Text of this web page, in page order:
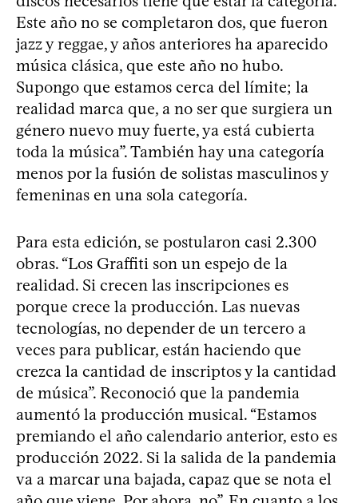
Este año no se completaron dos, que fueron
jazz y reggae, y años anteriores ha aparecido
música clásica, que este año no hubo.
Supongo que estamos cerca del límite; la
realidad marca que, a no ser que surgiera un
género nuevo muy fuerte, ya está cubierta
toda la música”. También hay una categoría
menos por la fusión de solistas masculinos y
femeninas en una sola categoría.
Para esta edición, se postularon casi 2.300
obras. “Los Graffiti son un espejo de la
realidad. Si crecen las inscripciones es
porque crece la producción. Las nuevas
tecnologías, no depender de un tercero a
veces para publicar, están haciendo que
crezca la cantidad de inscriptos y la cantidad
de música”. Reconoció que la pandemia
aumentó la producción musical. “Estamos
premiando el año calendario anterior, esto es
producción 2022. Si la salida de la pandemia
va a marcar una bajada, capaz que se nota el